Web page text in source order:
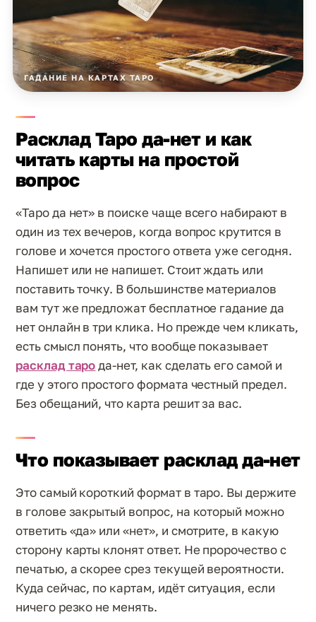
ГАДАНИЕ НА КАРТАХ ТАРО
Расклад Таро да-нет и как
читать карты на простой
вопрос
«Таро да нет» в поиске чаще всего набирают в
один из тех вечеров, когда вопрос крутится в
голове и хочется простого ответа уже сегодня.
Напишет или не напишет. Стоит ждать или
поставить точку. В большинстве материалов
вам тут же предложат бесплатное гадание да
нет онлайн в три клика. Но прежде чем кликать,
есть смысл понять, что вообще показывает
расклад тарода-нет, как сделать его самой и
где у этого простого формата честный предел.
Без обещаний, что карта решит за вас.
Что показывает расклад да-нет
Это самый короткий формат в таро. Вы держите
в голове закрытый вопрос, на который можно
ответить «да» или «нет», и смотрите, в какую
сторону карты клонят ответ. Не пророчество с
печатью, а скорее срез текущей вероятности.
Куда сейчас, по картам, идёт ситуация, если
ничего резко не менять.